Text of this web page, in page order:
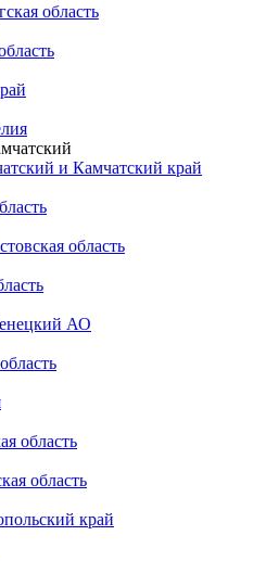
область
и Камчатский край
область
АО
область
область
край